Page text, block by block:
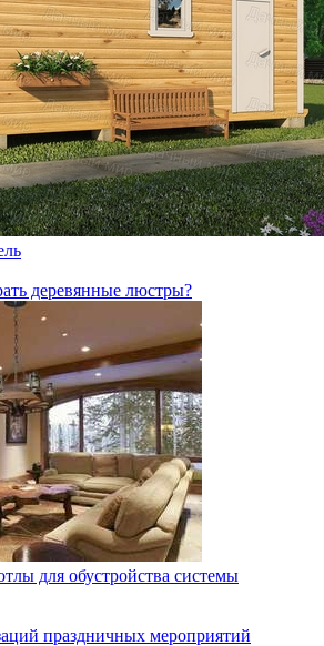
деревянные люстры?
для обустройства системы
праздничных мероприятий